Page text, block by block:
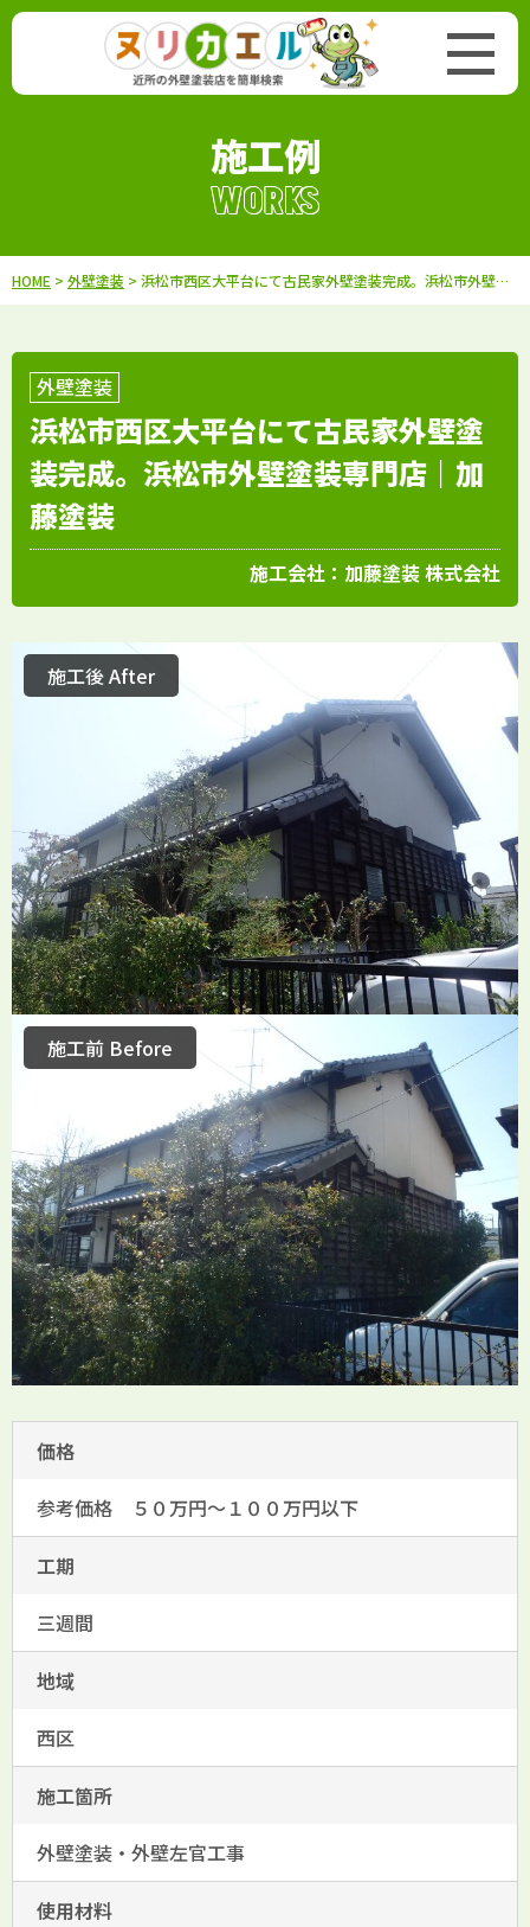
施工例
WORKS
HOME > 外壁塗装 > 浜松市西区大平台にて古民家外壁塗装完成。浜松市外壁塗装専門店｜加藤塗装
外壁塗装
浜松市西区大平台にて古民家外壁塗
装完成。浜松市外壁塗装専門店｜加
藤塗装
施工会社： 加藤塗装 株式会社
施工前 Before
施工後 After
価格
参考価格 ５０万円～１００万円以下
工期
三週間
地域
西区
施工箇所
外壁塗装・外壁左官工事
使用材料